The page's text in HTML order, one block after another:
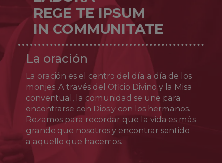
servicio pastoral. En el año 1524, junto con
Juan Pedro Carafa (quien más tarde sería el
papa Pablo IV), fundó un nuevo estilo de vida
sacerdotal (los teatinos) centrado en la
santidad del clero, la confianza en la
providencia y el servicio a los pobres. Tras
sufrir persecuciones y encarcelamientos se
retiró a Nápoles, donde murió el 7 de agosto
de 1547. Fue canonizado en 1671.
REGE TE IPSUM
IN COMMUNITATE
La oración
La oración es el centro del día a día de los
monjes. A través del Oficio Divino y la Misa
conventual, la comunidad se une para
encontrarse con Dios y con los hermanos.
Rezamos para recordar que la vida es más
grande que nosotros y encontrar sentido
a aquello que hacemos.